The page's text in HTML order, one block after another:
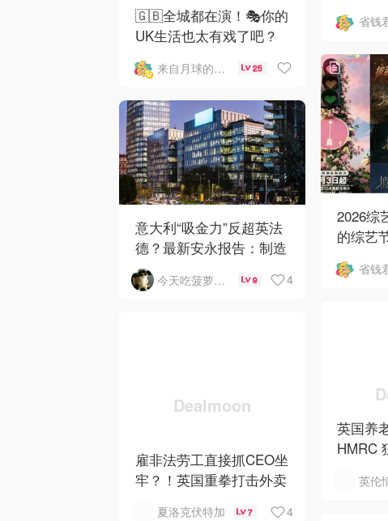
🇬🇧全城都在演！🎭你的
UK生活也太有戏了吧？
分享日常赢礼卡
来自月球的晒晒君 25
回归！
省钱
2026综
的综艺
最新:《​​
归啦省钱
意大利“吸金力”反超英法
德？最新安永报告：制造
业与AI成投资新宠！
今天吃菠萝披萨了吗 9 4
英国养
HMRC
英伦
雇非法劳工直接抓CEO坐
牢？！英国重拳打击外卖
夏洛克伏特加 7 4